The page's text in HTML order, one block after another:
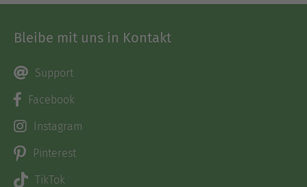
Bleibe mit uns in Kontakt
Support
Facebook
Instagram
Pinterest
TikTok